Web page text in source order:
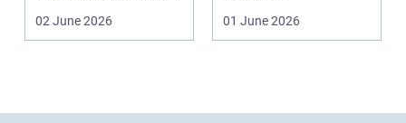
en by som Aarhus, h...
02 June 2026
produktionsvirksomhe
01 June 2026